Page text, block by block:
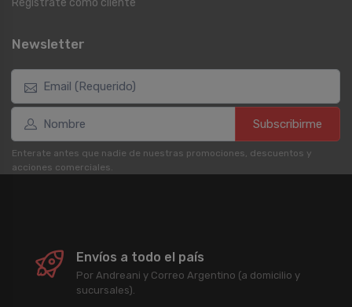
Registrate como cliente
Newsletter
Subscribirme
Enterate antes que nadie de nuestras promociones, descuentos y
acciones comerciales.
Envíos a todo el país
Por Andreani y Correo Argentino (a domicilio y
sucursales).